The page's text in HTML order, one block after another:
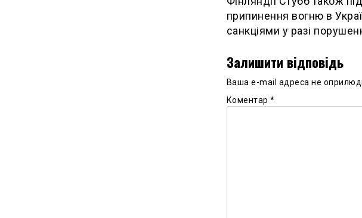
припинення вогню в
санкціями у разі
Залишити відповідь
Ваша e-mail адреса не
Коментар *